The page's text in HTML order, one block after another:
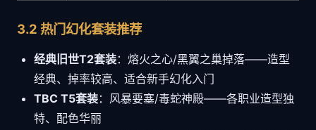
3.2 热门幻化套装推荐
经典旧世T2套装：熔火之心/黑翼之巢掉落——造型
经典、掉率较高、适合新手幻化入门
TBC T5套装：风暴要塞/毒蛇神殿——各职业造型独
特、配色华丽